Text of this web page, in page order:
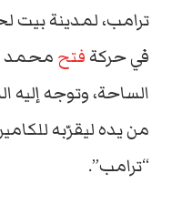
ترامب، لمدينة بيت
في حركةفتح محمد
الساحة، وتوجه إليه
من يده ليقرّبه
“ترامب”.